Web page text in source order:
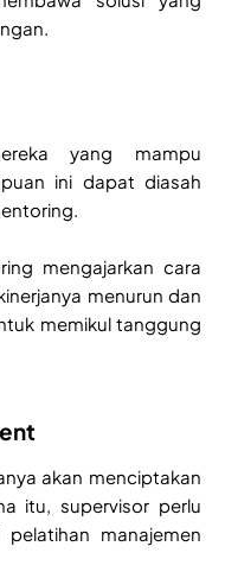
yang mampu
ini dapat diasah
mengajarkan cara
menurun dan
memikul tanggung
akan menciptakan
itu, supervisor perlu
manajemen